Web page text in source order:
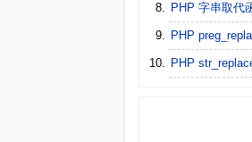
PHP 字串取代
PHP
PHP